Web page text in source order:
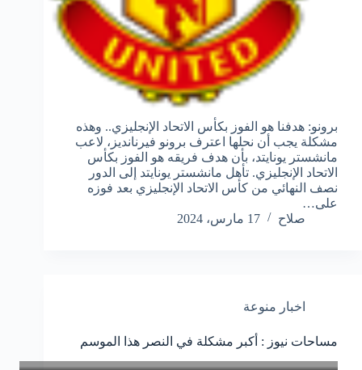
برونو: هدفنا هو الفوز بكأس الاتحاد الإنجليزي.. وهذه
مشكلة يجب أن نحلها اعترف برونو فيرنانديز، لاعب
مانشستر يونايتد، بأن هدف فريقه هو الفوز بكأس
الاتحاد الإنجليزي. تأهل مانشستر يونايتد إلى الدور
نصف النهائي من كأس الاتحاد الإنجليزي بعد فوزه
على…
صلاح
17 مارس، 2024
اخبار منوعة
مساحات نيوز : أكبر مشكلة في النصر هذا الموسم